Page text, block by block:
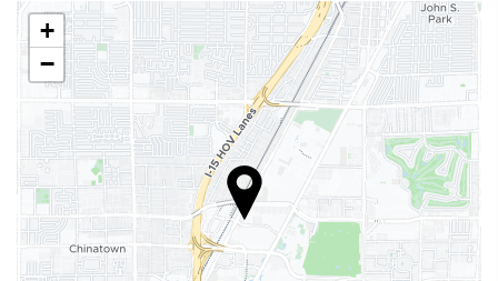
Spa
baie turcească/baie de aburi
Saună
Sală de fitness
Servicii de primire
recepţie deschisă nonstop
cameră de bagaje
+
−